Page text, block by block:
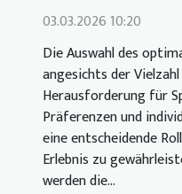
03.03.2026 10:20
Die Auswahl des
angesichts der
Herausforderung für
Präferenzen und
eine entscheidende
Erlebnis zu
werden die...